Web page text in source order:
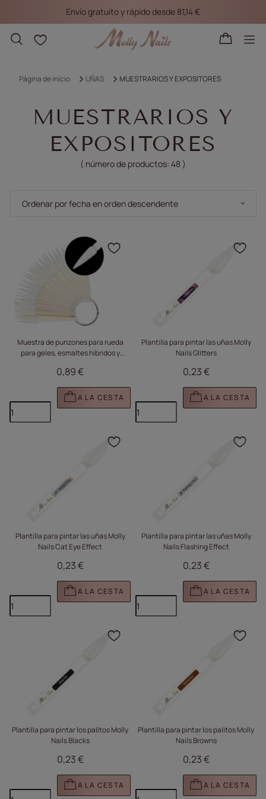
Envío gratuito y rápido desde 81,14 €
Listas de la compra
Página de inicio UÑAS MUESTRARIOS Y EXPOSITORES
MUESTRARIOS Y
EXPOSITORES
( número de productos: 48 )
Cambiar la clasificación
Ordenar por fecha en orden descendente
Muestra de punzones para rueda
para geles, esmaltes híbridos y
0,89 €
A LA CESTA
Haga clic para añadir
Plantilla para pintar las uñas Molly
Nails Glitters
0,23 €
A LA CESTA
Plantilla para pintar las uñas Molly
Nails Cat Eye Effect
0,23 €
A LA CESTA
Haga clic para añadir
Plantilla para pintar las uñas Molly
Nails Flashing Effect
0,23 €
A LA CESTA
Plantilla para pintar los palitos Molly
Nails Blacks
0,23 €
A LA CESTA
Haga clic para añadir
Plantilla para pintar los palitos Molly
Nails Browns
0,23 €
A LA CESTA